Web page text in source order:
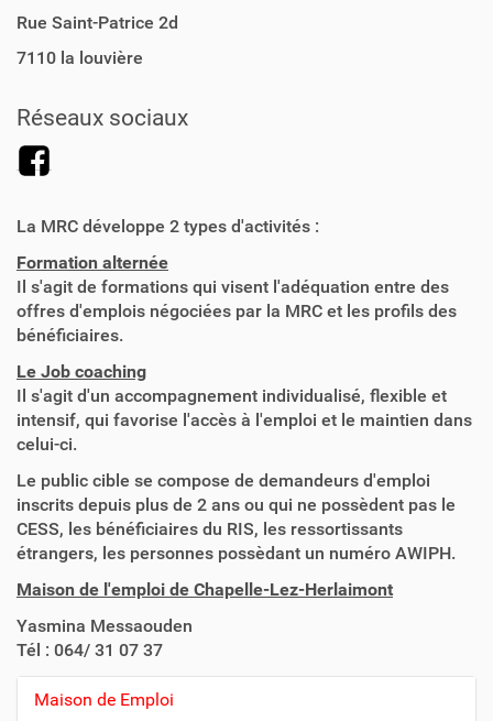
Rue Saint-Patrice 2d
7110 la louvière
Réseaux sociaux
La MRC développe 2 types d'activités :
Formation alternée
Il s'agit de formations qui visent l'adéquation entre des
offres d'emplois négociées par la MRC et les profils des
bénéficiaires.
Le Job coaching
Il s'agit d'un accompagnement individualisé, flexible et
intensif, qui favorise l'accès à l'emploi et le maintien dans
celui-ci.
Le public cible se compose de demandeurs d'emploi
inscrits depuis plus de 2 ans ou qui ne possèdent pas le
CESS, les bénéficiaires du RIS, les ressortissants
étrangers, les personnes possèdant un numéro AWIPH.
Maison de l'emploi de Chapelle-Lez-Herlaimont
Yasmina Messaouden
Tél : 064/ 31 07 37
N
Maison de Emploi